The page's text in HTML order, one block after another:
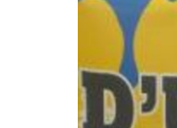
Automobile
Aéronautique
Commerce
Oppressions
Antiracisme
Féminisme
Économie
Écologie
Éducation